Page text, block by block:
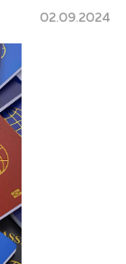
02.09.2024